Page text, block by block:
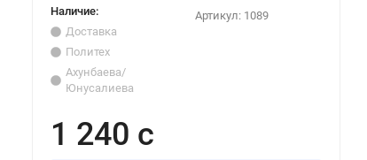
Наличие:
Доставка
Политех
Ахунбаева/
Юнусалиева
Артикул: 1089
1 240 с